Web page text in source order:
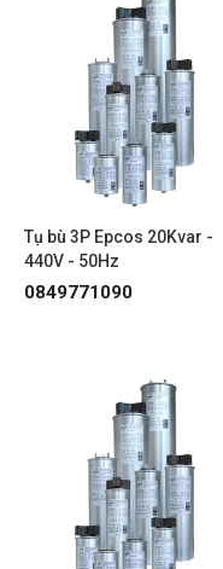
Tụ bù 3P Epcos 20Kvar -
440V - 50Hz
0849771090